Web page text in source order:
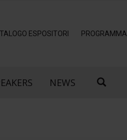
ESPOSITORI PROGRAMMA
NEWS